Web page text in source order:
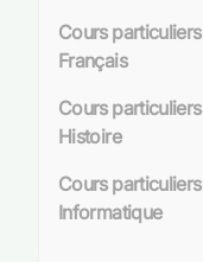
Cours particuliers
Français
Cours particuliers
Histoire
Cours particuliers
Informatique